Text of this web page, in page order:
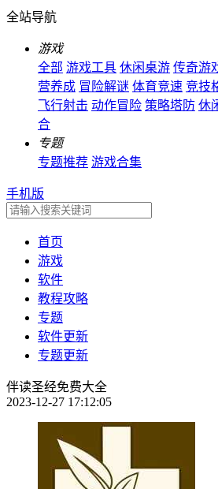
全站导航
游戏
全部 游戏工具 休闲桌游 传奇游
营养成 冒险解谜 体育竞速 竞技
飞行射击 动作冒险 策略塔防 休
合
专题
专题推荐 游戏合集
手机版
首页
游戏
软件
教程攻略
专题
软件更新
专题更新
伴读圣经免费大全
2023-12-27 17:12:05